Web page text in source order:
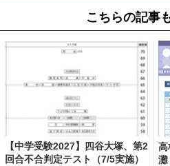
こちらの記事
【中学受験2027】四谷大塚、第2
回合不合判定テスト（7/5実施）
高
灘